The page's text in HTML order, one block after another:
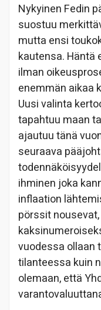
Nykyinen Fedin
suostuu
mutta ensi
kautensa. Häntä
ilman
enemmän aikaa
Uusi valinta
tapahtuu maan
ajautuu tänä
seuraava
ihminen joka
inflaation
pörssit
vuodessa ollaan
tilanteessa kuin
olemaan, että